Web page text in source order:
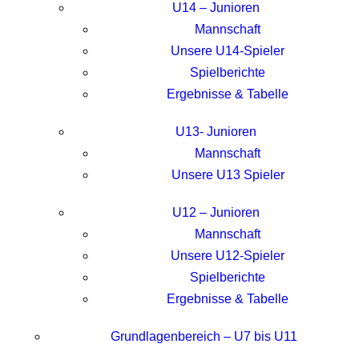
U14 – Junioren
Mannschaft
Unsere U14-Spieler
Spielberichte
Ergebnisse & Tabelle
U13- Junioren
Mannschaft
Unsere U13 Spieler
U12 – Junioren
Mannschaft
Unsere U12-Spieler
Spielberichte
Ergebnisse & Tabelle
Grundlagenbereich – U7 bis U11